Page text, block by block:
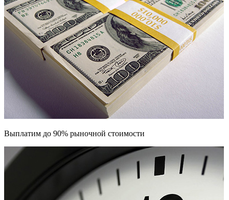
Выплатим до 90% рыночной стоимости